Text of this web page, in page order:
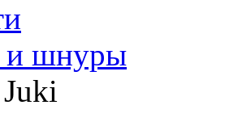
и шнуры